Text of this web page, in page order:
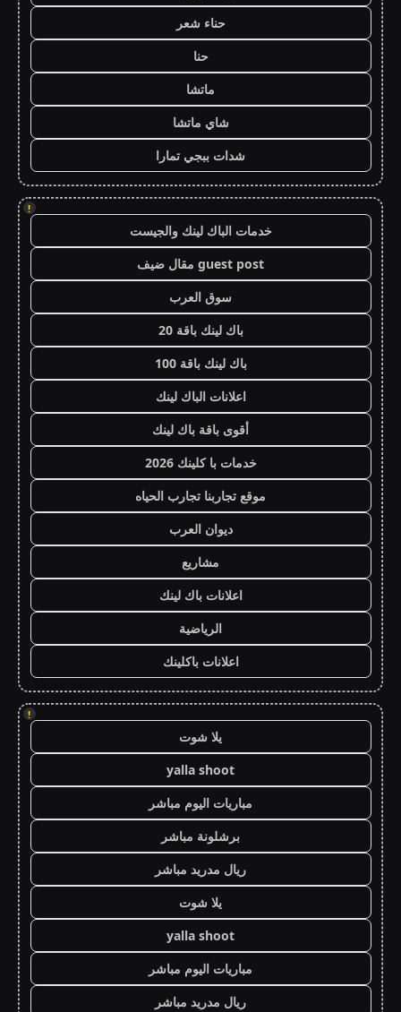
حناء شعر
حنا
ماتشا
شاي ماتشا
شدات ببجي تمارا
!
خدمات الباك لينك والجيست
guest post مقال ضيف
سوق العرب
باك لينك باقة 20
باك لينك باقة 100
اعلانات الباك لينك
أقوى باقة باك لينك
خدمات با كلينك 2026
موقع تجاربنا تجارب الحياه
ديوان العرب
مشاريع
اعلانات باك لينك
الرياضية
اعلانات باكلينك
!
يلا شوت
yalla shoot
مباريات اليوم مباشر
برشلونة مباشر
ريال مدريد مباشر
يلا شوت
yalla shoot
مباريات اليوم مباشر
ريال مدريد مباشر